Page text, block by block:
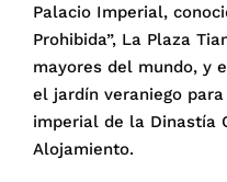
Palacio Imperial,
Prohibida”, La Plaza
mayores del mundo, y
el jardín veraniego
imperial de la Dinastía
Alojamiento.